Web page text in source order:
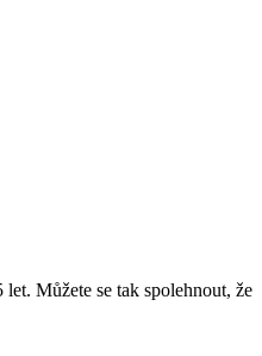
Můžete se tak spolehnout, že